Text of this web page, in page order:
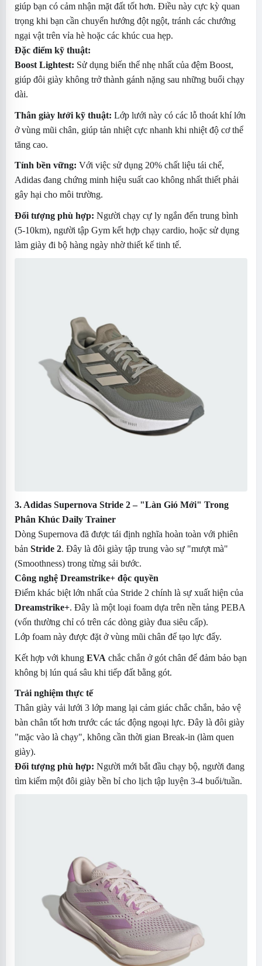
giúp bạn có cảm nhận mặt đất tốt hơn. Điều này cực kỳ quan
trọng khi bạn cần chuyển hướng đột ngột, tránh các chướng
ngại vật trên vỉa hè hoặc các khúc cua hẹp.
Đặc điểm kỹ thuật:
Boost Lightest: Sử dụng biến thể nhẹ nhất của đệm Boost,
giúp đôi giày không trở thành gánh nặng sau những buổi chạy
dài.
Thân giày lưới kỹ thuật: Lớp lưới này có các lỗ thoát khí lớn
ở vùng mũi chân, giúp tản nhiệt cực nhanh khi nhiệt độ cơ thể
tăng cao.
Tính bền vững: Với việc sử dụng 20% chất liệu tái chế,
Adidas đang chứng minh hiệu suất cao không nhất thiết phải
gây hại cho môi trường.
Đối tượng phù hợp: Người chạy cự ly ngắn đến trung bình
(5-10km), người tập Gym kết hợp chạy cardio, hoặc sử dụng
làm giày đi bộ hàng ngày nhờ thiết kế tinh tế.
3. Adidas Supernova Stride 2 – "Làn Gió Mới" Trong
Phân Khúc Daily Trainer
Dòng Supernova đã được tái định nghĩa hoàn toàn với phiên
bản Stride 2. Đây là đôi giày tập trung vào sự "mượt mà"
(Smoothness) trong từng sải bước.
Công nghệ Dreamstrike+ độc quyền
Điểm khác biệt lớn nhất của Stride 2 chính là sự xuất hiện của
Dreamstrike+. Đây là một loại foam dựa trên nền tảng PEBA
(vốn thường chỉ có trên các dòng giày đua siêu cấp).
Lớp foam này được đặt ở vùng mũi chân để tạo lực đẩy.
Kết hợp với khung EVA chắc chắn ở gót chân để đảm bảo bạn
không bị lún quá sâu khi tiếp đất bằng gót.
Trải nghiệm thực tế
Thân giày vải lưới 3 lớp mang lại cảm giác chắc chắn, bảo vệ
bàn chân tốt hơn trước các tác động ngoại lực. Đây là đôi giày
"mặc vào là chạy", không cần thời gian Break-in (làm quen
giày).
Đối tượng phù hợp: Người mới bắt đầu chạy bộ, người đang
tìm kiếm một đôi giày bền bỉ cho lịch tập luyện 3-4 buổi/tuần.